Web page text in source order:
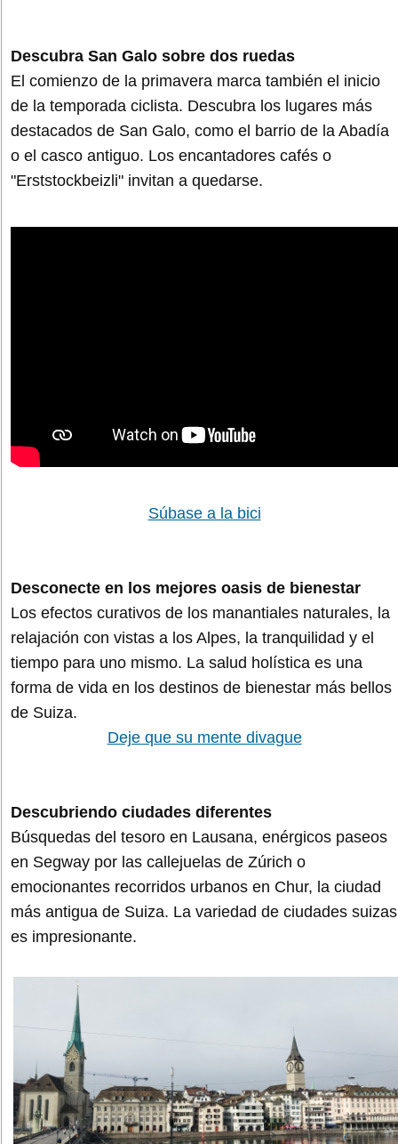
Descubra San Galo sobre dos ruedas
El comienzo de la primavera marca también el inicio
de la temporada ciclista. Descubra los lugares más
destacados de San Galo, como el barrio de la Abadía
o el casco antiguo. Los encantadores cafés o
"Erststockbeizli" invitan a quedarse.
Súbase a la bici
Desconecte en los mejores oasis de bienestar
Los efectos curativos de los manantiales naturales, la
relajación con vistas a los Alpes, la tranquilidad y el
tiempo para uno mismo. La salud holística es una
forma de vida en los destinos de bienestar más bellos
de Suiza.
Deje que su mente divague
Descubriendo ciudades diferentes
Búsquedas del tesoro en Lausana, enérgicos paseos
en Segway por las callejuelas de Zúrich o
emocionantes recorridos urbanos en Chur, la ciudad
más antigua de Suiza. La variedad de ciudades suizas
es impresionante.